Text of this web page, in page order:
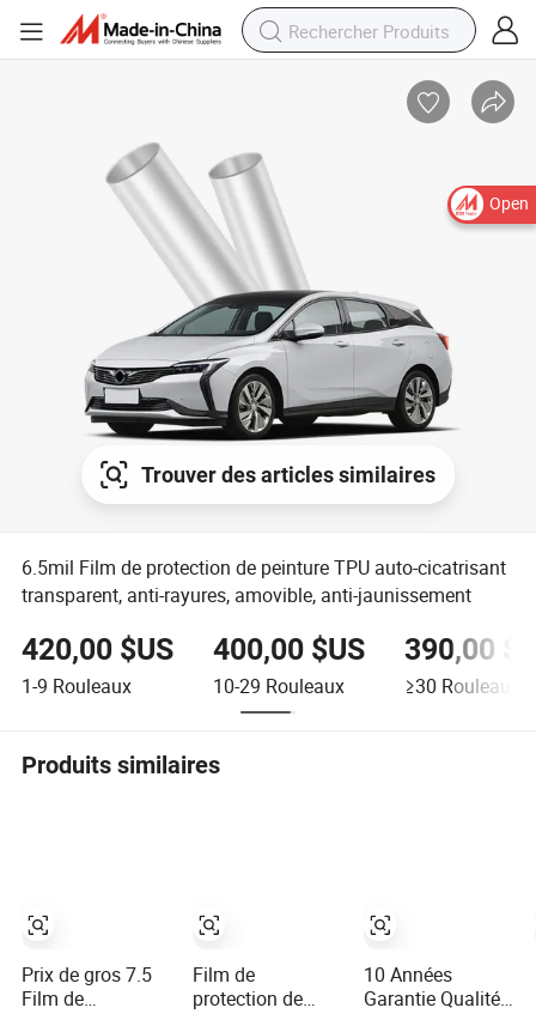
Open
Trouver des articles similaires
6.5mil Film de protection de peinture TPU auto-cicatrisant
transparent, anti-rayures, amovible, anti-jaunissement
420,00 $US
1-9 Rouleaux
400,00 $US
10-29 Rouleaux
390,00
≥30 Rouleaux
Produits similaires
Prix de gros 7.5
Film de
Film de
protection de
10 Années
Garantie Qualité